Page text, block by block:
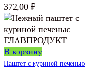
372,00 ₽
В корзину
Паштет с куриной печенью